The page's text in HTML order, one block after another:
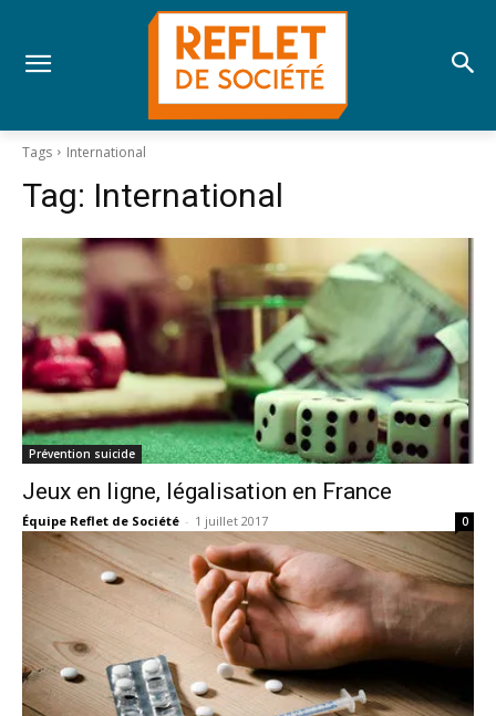
Tags International
Tag: International
Prévention suicide
Jeux en ligne, légalisation en France
Équipe Reflet de Société - 1 juillet 2017 0